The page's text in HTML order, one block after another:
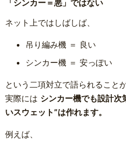
「シンカー＝悪」ではない
ネット上ではしばしば、
吊り編み機 ＝ 良い
シンカー機 ＝ 安っぽい
という二項対立で語られること
実際には シンカー機でも設計次
いスウェット”は作れます。
例えば、